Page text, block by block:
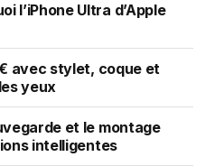
l’iPhone Ultra d’Apple
avec stylet, coque et
yeux
et le montage
intelligentes